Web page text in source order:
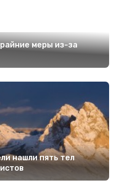
меры из-за
нашли пять тел